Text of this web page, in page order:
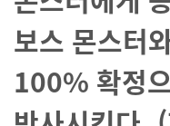
보스 몬스터
100% 확정